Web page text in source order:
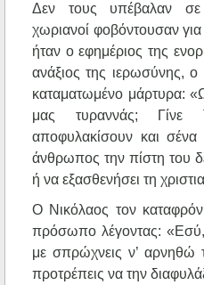
Δεν τους υπέβαλαν σε
χωριανοί φοβόντουσαν
ήταν ο εφημέριος της
ανάξιος της ιερωσύνης,
καταματωμένο μάρτυρα:
μας τυραννάς;
αποφυλακίσουν και σένα
άνθρωπος την πίστη του
ή να εξασθενήσει τη
Ο Νικόλαος τον
πρόσωπο λέγοντας: «Εσύ,
με σπρώχνεις ν’ αρνηθώ
προτρέπεις να την